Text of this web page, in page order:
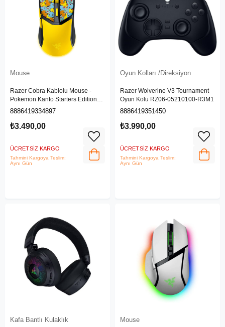
Mouse
Razer Cobra Kablolu Mouse -
Pokemon Kanto Starters Edition
RZ01-04650400-R3M1
8886419334897
₺3.490,00
ÜCRETSIZ KARGO
Tahmini Kargoya Teslim:
Aynı Gün
Oyun Kolları /Direksiyon
Razer Wolverine V3 Tournament
Oyun Kolu RZ06-05210100-R3M1
8886419351450
₺3.990,00
ÜCRETSIZ KARGO
Tahmini Kargoya Teslim:
Aynı Gün
Kafa Bantlı Kulaklık Mouse